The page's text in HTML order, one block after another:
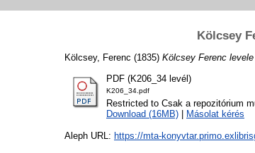
Kölcsey
Kölcsey, Ferenc (1835) Kölcsey Ferenc
PDF (K206_34 levél)
K206_34.pdf
Restricted to Csak a repozitórium
Download (16MB)
Másolat kérés
Aleph URL: https://mta-